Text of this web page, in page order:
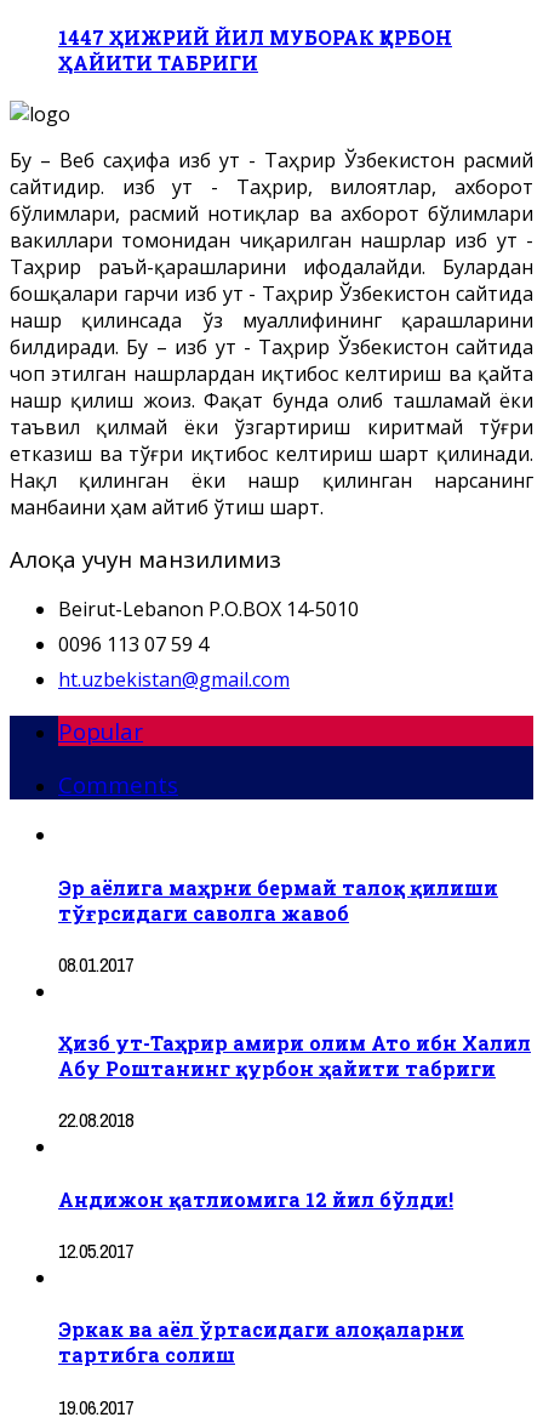
1447 ҲИЖРИЙ ЙИЛ МУБОРАК ҚУРБОН
ҲАЙИТИ ТАБРИГИ
Бу – Веб саҳифа Ҳизб ут - Таҳрир Ўзбекистон расмий
сайтидир. Ҳизб ут - Таҳрир, вилоятлар, ахборот
бўлимлари, расмий нотиқлар ва ахборот бўлимлари
вакиллари томонидан чиқарилган нашрлар Ҳизб ут -
Таҳрир раъй-қарашларини ифодалайди. Булардан
бошқалари гарчи Ҳизб ут - Таҳрир Ўзбекистон сайтида
нашр қилинсада ўз муаллифининг қарашларини
билдиради. Бу – Ҳизб ут - Таҳрир Ўзбекистон сайтида
чоп этилган нашрлардан иқтибос келтириш ва қайта
нашр қилиш жоиз. Фақат бунда олиб ташламай ёки
таъвил қилмай ёки ўзгартириш киритмай тўғри
етказиш ва тўғри иқтибос келтириш шарт қилинади.
Нақл қилинган ёки нашр қилинган нарсанинг
манбаини ҳам айтиб ўтиш шарт.
Алоқа учун манзилимиз
Beirut-Lebanon P.O.BOX 14-5010
0096 113 07 59 4
ht.uzbekistan@gmail.com
Popular
Comments
Эр аёлига маҳрни бермай талоқ қилиши
тўғрсидаги саволга жавоб
08.01.2017
Ҳизб ут-Таҳрир амири олим Ато ибн Халил
Абу Роштанинг қурбон ҳайити табриги
22.08.2018
Андижон қатлиомига 12 йил бўлди!
12.05.2017
Эркак ва аёл ўртасидаги алоқаларни
тартибга солиш
19.06.2017